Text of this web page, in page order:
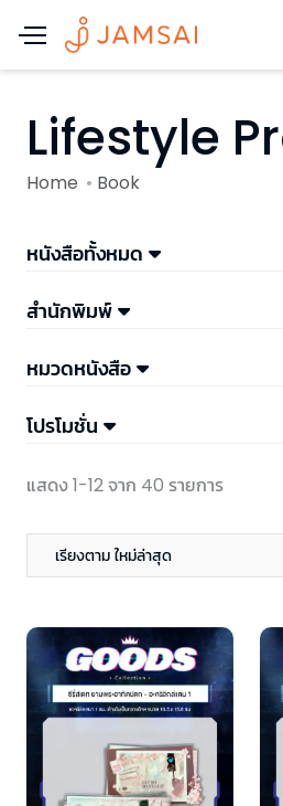
Lifestyle
Home Book
หนังสือทั้งหมด
สำนักพิมพ์
หมวดหนังสือ
โปรโมชั่น
แสดง 1-12 จาก 40 รายการ
เรียงตาม ใหม่ล่าสุด